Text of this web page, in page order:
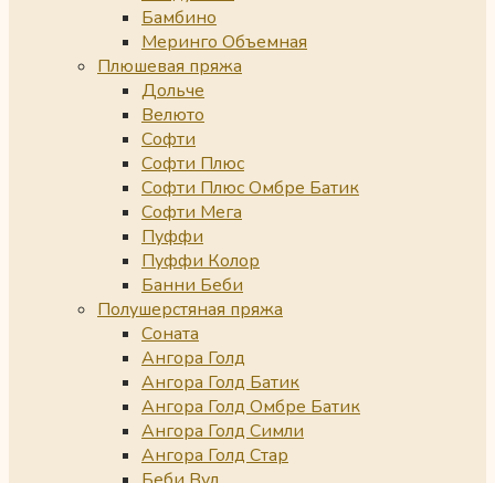
Бамбино
Меринго Объемная
Плюшевая пряжа
Дольче
Велюто
Софти
Софти Плюс
Софти Плюс Омбре Батик
Софти Мега
Пуффи
Пуффи Колор
Банни Беби
Полушерстяная пряжа
Соната
Ангора Голд
Ангора Голд Батик
Ангора Голд Омбре Батик
Ангора Голд Симли
Ангора Голд Стар